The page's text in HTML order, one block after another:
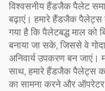
विश्वसनीय हैंडजैक पैलेट
बढ़ाएं। हमारे हैंडजैक पैलेट्स
गया है कि पैलेटबद्ध माल को
बनाया जा सके, जिससे वे
अनिवार्य उपकरण बन जाएं।
साथ, हमारे हैंडजैक पैलेट्स का
का सामना करने और ऑपरेटर